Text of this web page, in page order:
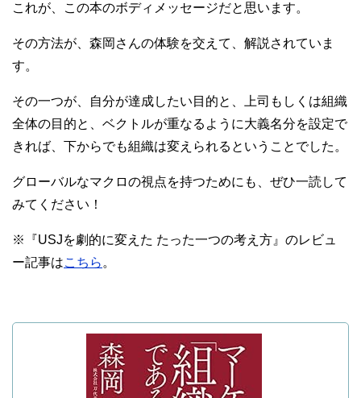
これが、この本のボディメッセージだと思います。
その方法が、森岡さんの体験を交えて、解説されていま
す。
その一つが、自分が達成したい目的と、上司もしくは組織
全体の目的と、ベクトルが重なるように大義名分を設定で
きれば、下からでも組織は変えられるということでした。
グローバルなマクロの視点を持つためにも、ぜひ一読して
みてください！
※『USJを劇的に変えた たった一つの考え方』のレビュ
ー記事はこちら 。